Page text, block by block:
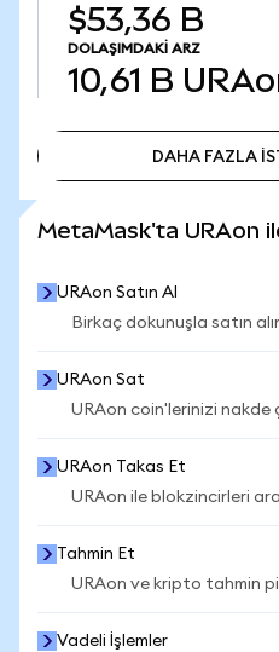
$53,36 B
DOLAŞIMDAKI ARZ
10,61 B
DAHA FAZLA
MetaMask'ta URAon
URAon Satın Al
Birkaç dokunuşla satın
URAon Sat
URAon coin'lerinizi nakde
URAon Takas Et
URAon ile blokzincirleri
Tahmin Et
URAon ve kripto tahmin
Vadeli İşlemler